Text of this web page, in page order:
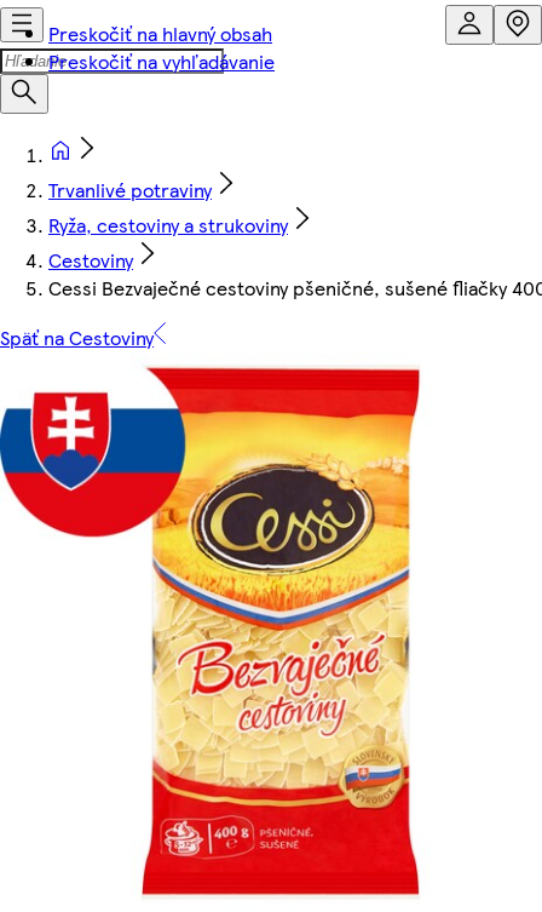
Preskočiť na hlavný obsah
Preskočiť na vyhľadávanie
Trvanlivé potraviny
Ryža, cestoviny a strukoviny
Cestoviny
Cessi Bezvaječné cestoviny pšeničné, sušené fliačky
Späť na Cestoviny